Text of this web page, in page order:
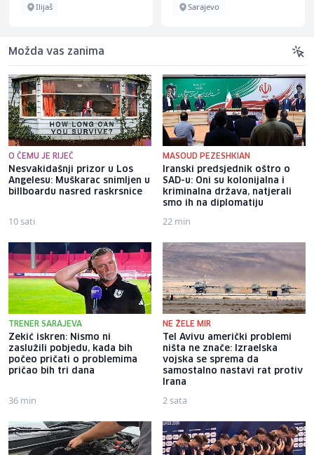
Ilijaš Sarajevo
Možda vas zanima
O ČEMU JE RIJEČ
Nesvakidašnji prizor u Los
Angelesu: Muškarac snimljen u
billboardu nasred raskrsnice
10 sati
MASOUD PEZESHKIAN
Iranski predsjednik oštro o
SAD-u: Oni su kolonijalna i
kriminalna država, natjerali
smo ih na diplomatiju
22 min
TRENER SARAJEVA
Zekić iskren: Nismo ni
zaslužili pobjedu, kada bih
počeo pričati o problemima
pričao bih tri dana
36 min
NE ŽELE MIR
Tel Avivu američki problemi
ništa ne znače: Izraelska
vojska se sprema da
samostalno nastavi rat protiv
Irana
2 sata